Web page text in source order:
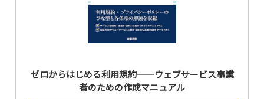
ゼロからはじめる利用規約――ウェブサービス事業
者のための作成マニュアル